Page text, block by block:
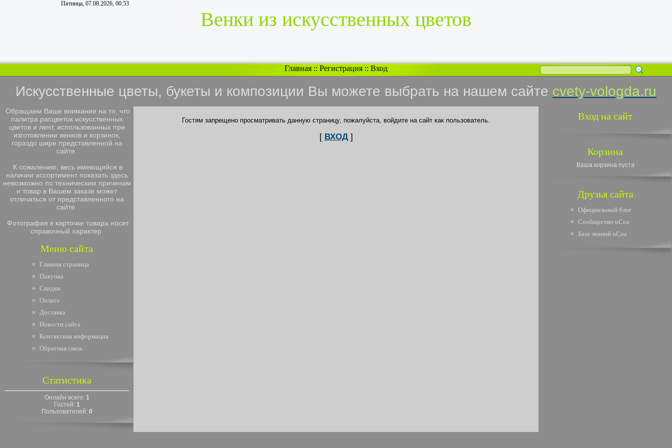
Пятница, 07.08.2026, 00:53
Венки из искусственных цветов
Главная :: Регистрация :: Вход
Искусственные цветы, букеты и композиции Вы можете выбрать на нашем сайте cvety-vologda.ru
Обращаем Ваше внимание на то, что
палитра расцветок искусственных
цветов и лент, использованных при
изготовлении венков и корзинок,
гораздо шире представленной на
сайте.
К сожалению, весь имеющийся в
наличии ассортимент показать здесь
невозможно по техническим причинам
и товар в Вашем заказе может
отличаться от представленного на
сайте
Фотография в карточке товара носит
справочный характер
Меню сайта
Главная страница
Покупка
Скидки
Оплата
Доставка
Новости сайта
Контактная информация
Обратная связь
Статистика
Онлайн всего: 1
Гостей: 1
Пользователей: 0
Гостям запрещено просматривать данную страницу, пожалуйста, войдите на сайт как пользователь.
[ ВХОД]
Вход на сайт
Корзина
Ваша корзина пуста
Друзья сайта
Официальный блог
Сообщество uCoz
База знаний uCoz